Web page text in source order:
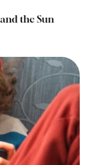
the Sun